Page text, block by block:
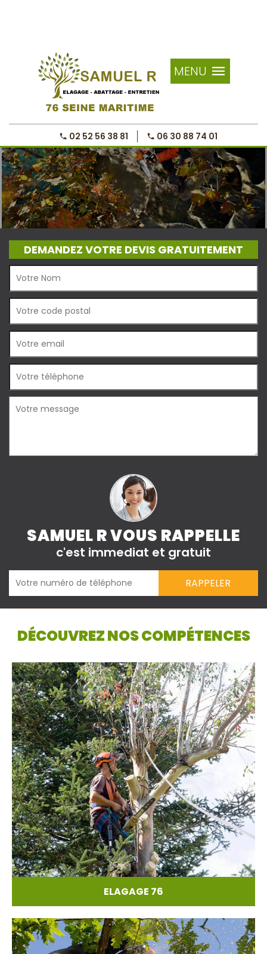
MENU
02 52 56 38 81 06 30 88 74 01
DEMANDEZ VOTRE DEVIS GRATUITEMENT
SAMUEL R VOUS RAPPELLE
c'est immediat et gratuit
DÉCOUVREZ NOS COMPÉTENCES
ELAGAGE 76